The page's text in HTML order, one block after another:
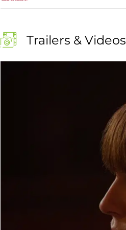
Trailers & Videos